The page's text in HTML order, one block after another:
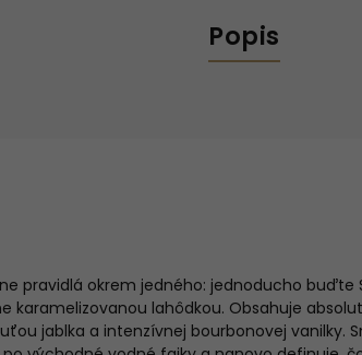
Popis
pravidlá okrem jedného: jednoducho buďte
karamelizovanou lahôdkou. Obsahuje
jablka a intenzívnej bourbonovej vanilky.